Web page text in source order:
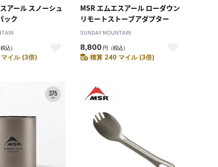
アール スノーシュ
ック
税込）
イル (3倍)
MSR エムエスアール ローダウン
リモートストーブアダプター
SUNDAY MOUNTAIN
8,800 円 （税込）
積算 240 マイル (3倍)